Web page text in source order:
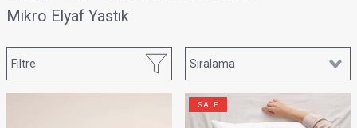
Mikro Elyaf Yastık
Filtre
SALE